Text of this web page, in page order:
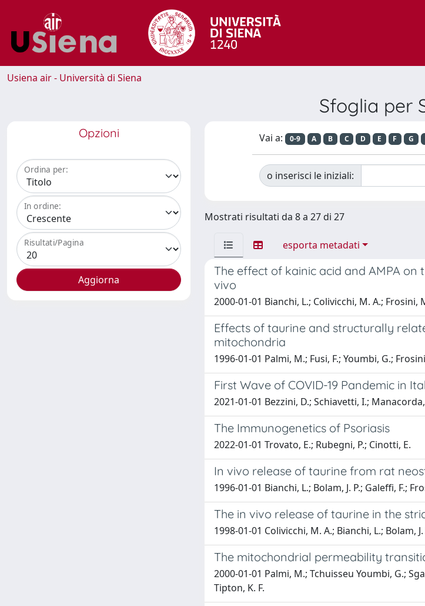
Usiena air - Università di Siena
Sfoglia per
Opzioni
Ordina per:
In ordine:
Risultati/Pagina
Vai a: 0-9 A B C D E F G
o inserisci le iniziali:
Mostrati risultati da 8 a 27 di 27
esporta metadati
The effect of kainic acid and AMPA
vivo
2000-01-01 Bianchi, L.; Colivicchi, M. A.; Frosini,
Effects of taurine and structurally
mitochondria
1996-01-01 Palmi, M.; Fusi, F.; Youmbi, G.;
First Wave of COVID-19 Pandemic in
2021-01-01 Bezzini, D.; Schiavetti, I.;
The Immunogenetics of Psoriasis
2022-01-01 Trovato, E.; Rubegni, P.; Cinotti, E.
In vivo release of taurine from rat
1996-01-01 Bianchi, L.; Bolam, J. P.; Galeffi, F.;
The in vivo release of taurine in the
1998-01-01 Colivicchi, M. A.; Bianchi, L.; Bolam,
The mitochondrial permeability
2000-01-01 Palmi, M.; Tchuisseu Youmbi, G.;
Tipton, K. F.